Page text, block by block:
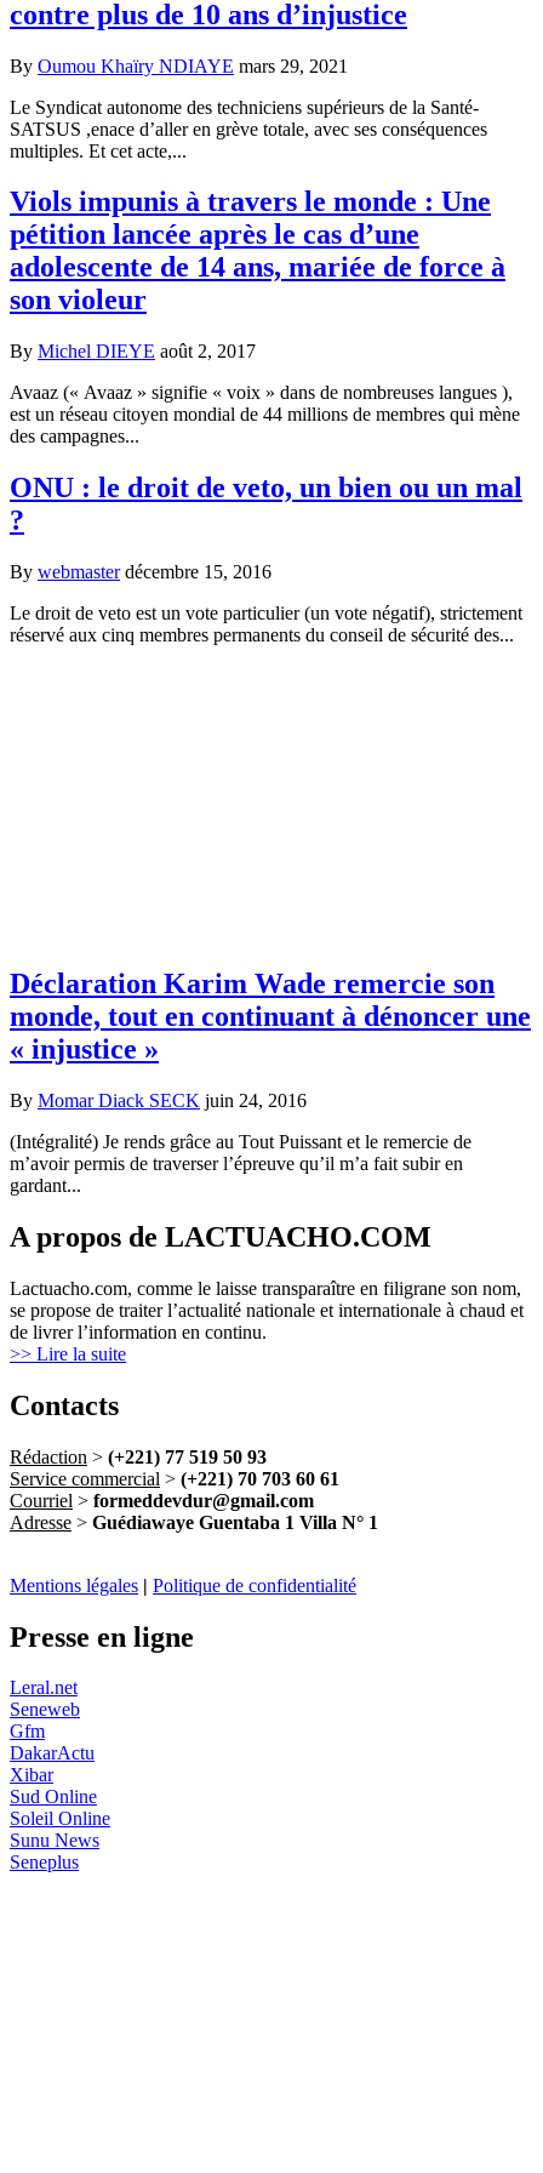
contre plus de 10 ans d’injustice
By Oumou Khaïry NDIAYE mars 29, 2021
Le Syndicat autonome des techniciens supérieurs de la Santé-
SATSUS ,enace d’aller en grève totale, avec ses conséquences
multiples. Et cet acte,...
Viols impunis à travers le monde : Une
pétition lancée après le cas d’une
adolescente de 14 ans, mariée de force à
son violeur
By Michel DIEYE août 2, 2017
Avaaz (« Avaaz » signifie « voix » dans de nombreuses langues ),
est un réseau citoyen mondial de 44 millions de membres qui mène
des campagnes...
ONU : le droit de veto, un bien ou un mal
?
By webmaster décembre 15, 2016
Le droit de veto est un vote particulier (un vote négatif), strictement
réservé aux cinq membres permanents du conseil de sécurité des...
Déclaration Karim Wade remercie son
monde, tout en continuant à dénoncer une
« injustice »
By Momar Diack SECK juin 24, 2016
(Intégralité) Je rends grâce au Tout Puissant et le remercie de
m’avoir permis de traverser l’épreuve qu’il m’a fait subir en
gardant...
A propos de LACTUACHO.COM
Lactuacho.com, comme le laisse transparaître en filigrane son nom,
se propose de traiter l’actualité nationale et internationale à chaud et
de livrer l’information en continu.
>> Lire la suite
Contacts
Rédaction > (+221) 77 519 50 93
Service commercial > (+221) 70 703 60 61
Courriel > formeddevdur@gmail.com
Adresse > Guédiawaye Guentaba 1 Villa N° 1
Mentions légales | Politique de confidentialité
Presse en ligne
Leral.net
Seneweb
Gfm
DakarActu
Xibar
Sud Online
Soleil Online
Sunu News
Seneplus